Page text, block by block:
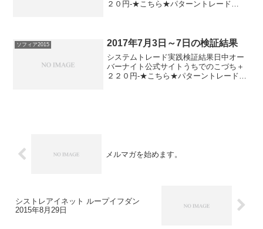
２０円-★こちら★パターントレード
ちら★ソフ...
ソフィア2015 2017年7月3日～7日の検証結果
システムトレード実践検証結果日中オー
バーナイト公式サイトうちでのこづち＋
２２０円-★こちら★パターントレード
メルマガを始めます。
シストレアイネット ループイフダン
2015年8月29日